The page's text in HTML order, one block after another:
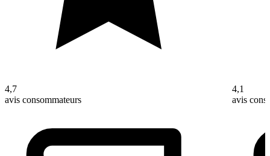
4,7
avis consommateurs
4,1
avis